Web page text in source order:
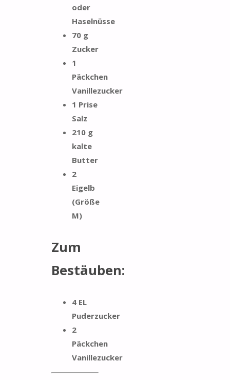
oder
Haselnüsse
70 g
Zucker
1
Päckchen
Vanillezucker
1 Prise
Salz
210 g
kalte
Butter
2
Eigelb
(Größe
M)
Zum
Bestäuben:
4 EL
Puderzucker
2
Päckchen
Vanillezucker